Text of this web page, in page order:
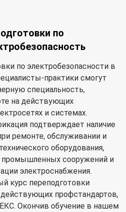
по
по электробезопасности в
практики смогут
специальность,
на действующих
и системах.
подтверждает наличие
ремонте, обслуживании и
оборудования,
промышленных сооружений и
электроснабжения.
курс переподготовки
профстандартов,
Окончив обучение в нашем